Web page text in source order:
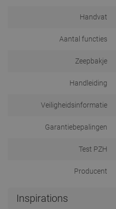
Handvat
Aantal functies
Zeepbakje
Handleiding
Veiligheidsinformatie
Garantiebepalingen
Test PZH
Producent
Inspirations